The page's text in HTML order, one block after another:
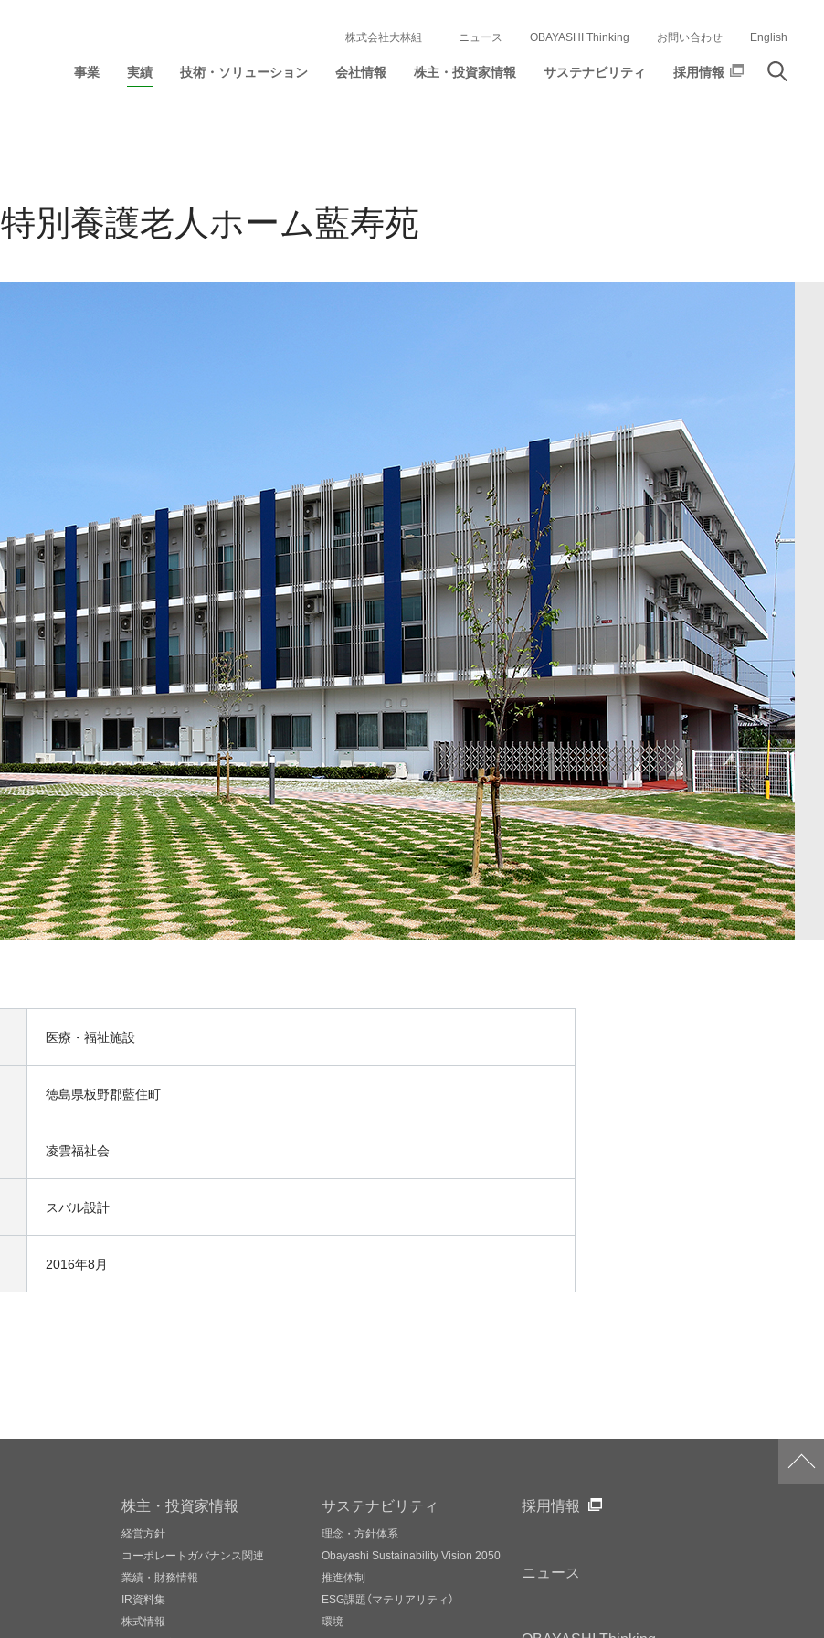
事業 実績 技術・ソリューション 会社情報 株主・投資家情報 サステナビリティ 採用情報
株式会社大林組 ニュース OBAYASHI Thinking お問い合わせ English
特別養護老人ホーム藍寿苑
医療・福祉施設
徳島県板野郡藍住町
凌雲福祉会
スバル設計
2016年8月
株主・投資家情報
経営方針
コーポレートガバナンス関連
業績・財務情報
IR資料集
株式情報
サステナビリティ
理念・方針体系
Obayashi Sustainability Vision 2050
推進体制
ESG課題（マテリアリティ）
環境
採用情報
ニュース